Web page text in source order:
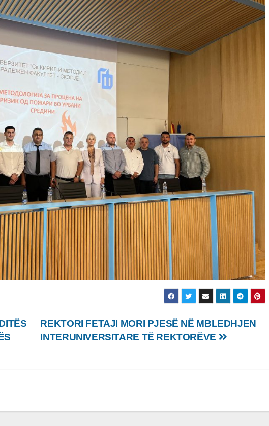
REKTORI FETAJI MORI PJESË NË MBLEDHJEN
INTERUNIVERSITARE TË REKTORËVE